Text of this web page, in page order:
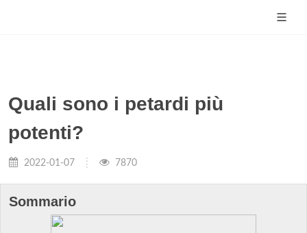
Quali sono i petardi più
potenti?
2022-01-07 7870
Sommario